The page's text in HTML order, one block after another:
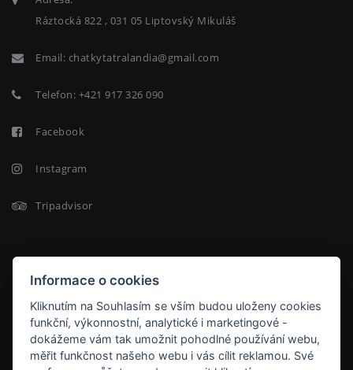
Ráztocká 822 , 031 05 Liptovský Mikuláš
Email: chatkytatralandia@gmail.com
Telefon: +421 917 326 090
Facebook
Instagram
Tripadvisor
Informace o cookies
Kliknutím na Souhlasím se vším budou uloženy cookies
funkční, výkonnostní, analytické i marketingové -
dokážeme vám tak umožnit pohodlné používání webu,
měřit funkčnost našeho webu i vás cílit reklamou. Své